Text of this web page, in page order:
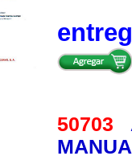
50703